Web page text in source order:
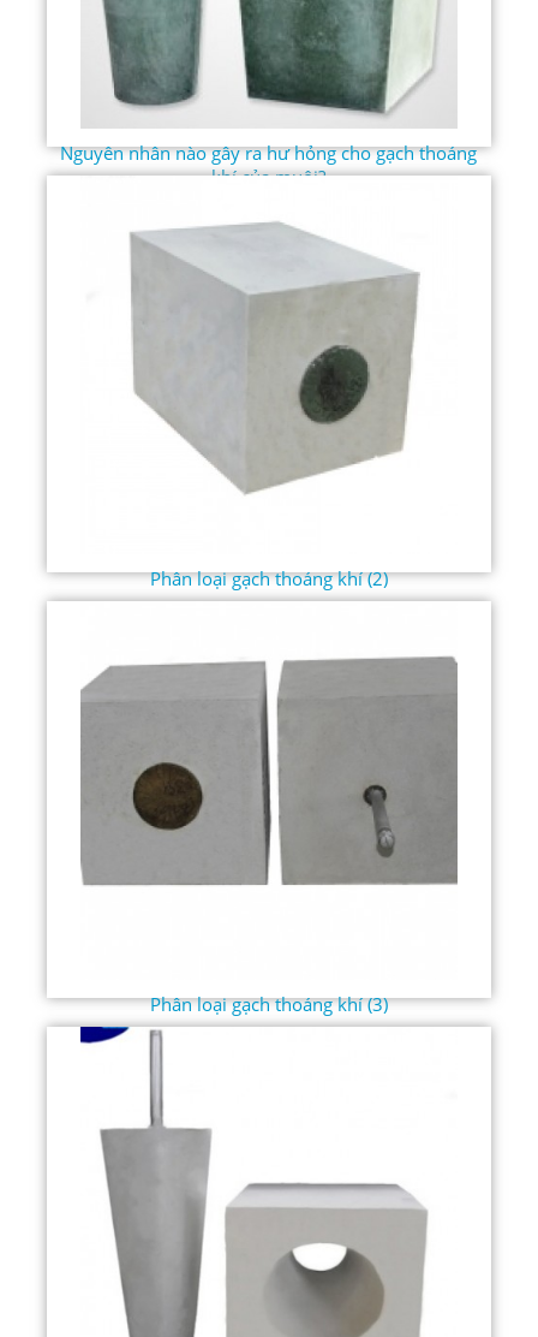
Nguyên nhân nào gây ra hư hỏng cho gạch thoáng
khí của muôi?
Phân loại gạch thoáng khí (2)
Phân loại gạch thoáng khí (3)